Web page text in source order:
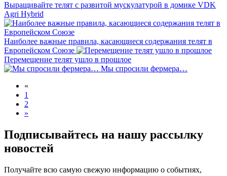
Выращивайте телят с развитой мускулатурой в домике VDK
Agri Hybrid
Наиболее важные правила, касающиеся содержания телят в
Европейском Союзе
Перемещение телят ушло в прошлое
Мы спросили фермера…
«
1
2
»
Подписывайтесь на нашу рассылку
новостей
Получайте всю самую свежую информацию о событиях,